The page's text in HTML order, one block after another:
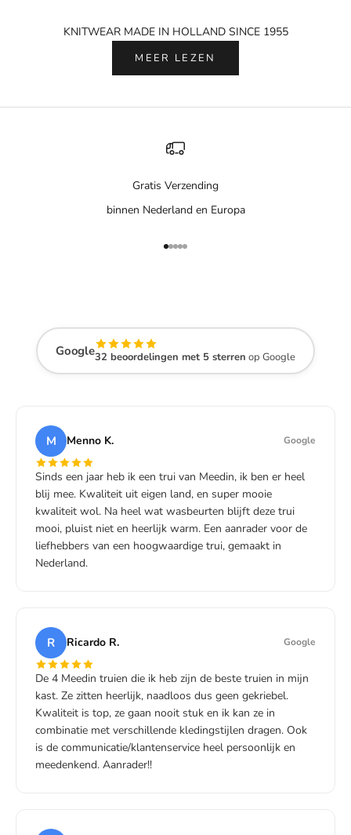
KNITWEAR MADE IN HOLLAND SINCE 1955
MEER LEZEN
Gratis Verzending
binnen Nederland en Europa
Naar artikel 1
Naar artikel 2
Naar artikel 3
Naar artikel 4
Naar artikel 5
Google32 beoordelingen met 5 sterren op Google
M Menno K. Google
Sinds een jaar heb ik een trui van Meedin, ik ben er heel
blij mee. Kwaliteit uit eigen land, en super mooie
kwaliteit wol. Na heel wat wasbeurten blijft deze trui
mooi, pluist niet en heerlijk warm. Een aanrader voor de
liefhebbers van een hoogwaardige trui, gemaakt in
Nederland.
R Ricardo R. Google
De 4 Meedin truien die ik heb zijn de beste truien in mijn
kast. Ze zitten heerlijk, naadloos dus geen gekriebel.
Kwaliteit is top, ze gaan nooit stuk en ik kan ze in
combinatie met verschillende kledingstijlen dragen. Ook
is de communicatie/klantenservice heel persoonlijk en
meedenkend. Aanrader!!